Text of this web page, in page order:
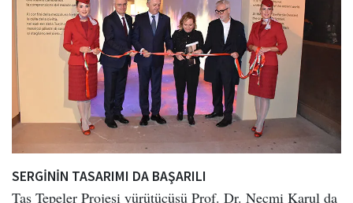
SERGİNİN TASARIMI DA BAŞARILI
Taş Tepeler Projesi yürütücüsü Prof. Dr. Necmi Karul da